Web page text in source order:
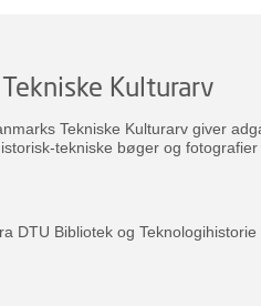
Kulturarv
Tekniske Kulturarv giver
tekniske bøger og fotografier
DTU Bibliotek og